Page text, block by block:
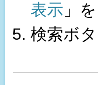
表示 」
検索ボ